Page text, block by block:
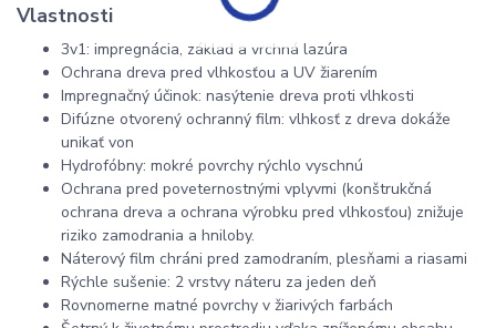
Vlastnosti
3v1: impregnácia, základ a vrchná lazúra
Ochrana dreva pred vlhkosťou a UV žiarením
Impregnačný účinok: nasýtenie dreva proti vlhkosti
Difúzne otvorený ochranný film: vlhkosť z dreva dokáže
unikať von
Hydrofóbny: mokré povrchy rýchlo vyschnú
Ochrana pred poveternostnými vplyvmi (konštrukčná
ochrana dreva a ochrana výrobku pred vlhkosťou) znižuje
riziko zamodrania a hniloby.
Náterový film chráni pred zamodraním, plesňami a riasami
Rýchle sušenie: 2 vrstvy náteru za jeden deň
Rovnomerne matné povrchy v žiarivých farbách